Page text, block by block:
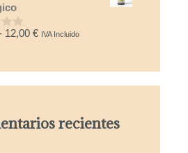
8,00 €
12,00 €Rango
12,00 €
IVA Incluido
recientes